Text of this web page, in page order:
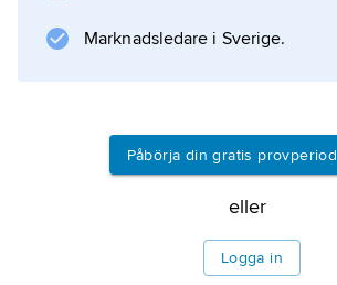
Marknadsledare i Sverige.
Påbörja din gratis provperiod
eller
Logga in